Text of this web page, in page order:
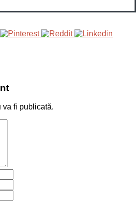
va fi publicată.